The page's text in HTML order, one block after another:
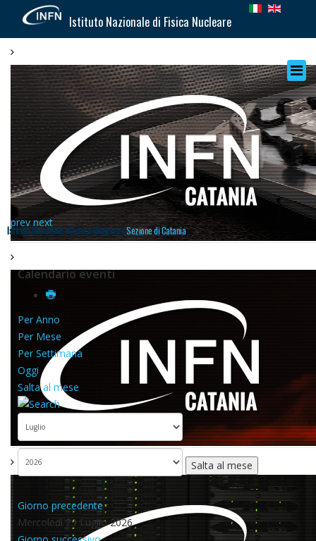
Istituto Nazionale di Fisica Nucleare
prev next
Istituto Nazionale di Fisica Nucleare |Sezione di Catania
Calendario eventi
Per Anno
Per Mese
Per Settimana
Oggi
Salta al mese
Salta al mese
Giorno precedente
Mercoledì 29 Luglio 2026